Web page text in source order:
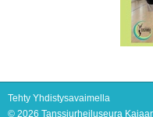
Tehty Yhdistysavaimella
© 2026 Tanssiurheiluseura